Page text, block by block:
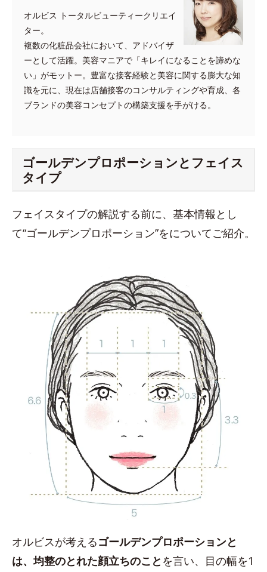
オルビス トータルビューティークリエイ
ター。
複数の化粧品会社において、アドバイザ
ーとして活躍。美容マニアで「キレイになることを諦めな
い」がモットー。豊富な接客経験と美容に関する膨大な知
識を元に、現在は店舗接客のコンサルティングや育成、各
ブランドの美容コンセプトの構築支援を手がける。
ゴールデンプロポーションとフェイス
タイプ
フェイスタイプの解説する前に、基本情報とし
て“ゴールデンプロポーション”をについてご紹介。
オルビスが考えるゴールデンプロポーションと
は、均整のとれた顔立ちのこと を言い、目の幅を1